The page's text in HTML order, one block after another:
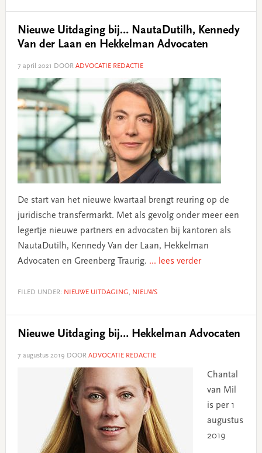
Nieuwe Uitdaging bij… NautaDutilh, Kennedy
Van der Laan en Hekkelman Advocaten
7 april 2021 DOOR ADVOCATIE REDACTIE
De start van het nieuwe kwartaal brengt reuring op de
juridische transfermarkt. Met als gevolg onder meer een
legertje nieuwe partners en advocaten bij kantoren als
NautaDutilh, Kennedy Van der Laan, Hekkelman
Advocaten en Greenberg Traurig. ... lees verder
FILED UNDER: NIEUWE UITDAGING, NIEUWS
Nieuwe Uitdaging bij… Hekkelman Advocaten
7 augustus 2019 DOOR ADVOCATIE REDACTIE
Chantal
van Mil
is per 1
augustus
2019